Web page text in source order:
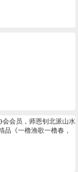
会员，师恩钊北派山水
《一橹渔歌一橹春，